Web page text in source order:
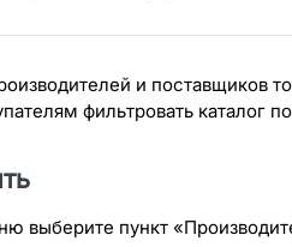
и поставщиков
фильтровать каталог
выберите пункт